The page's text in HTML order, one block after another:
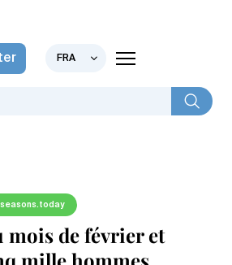
FRA
seasons.today
mois de février et